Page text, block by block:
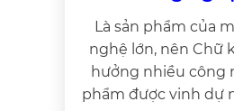
Là sản phẩm của
nghệ lớn, nên Chữ
hưởng nhiều công
phẩm được vinh dự